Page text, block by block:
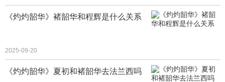
《灼灼韶华》褚韶华和程辉是什么关系
2025-09-20
《灼灼韶华》夏初和褚韶华去法兰西吗